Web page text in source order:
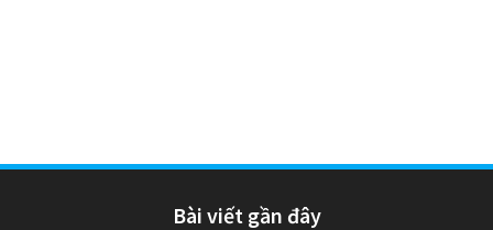
Bài viết gần đây